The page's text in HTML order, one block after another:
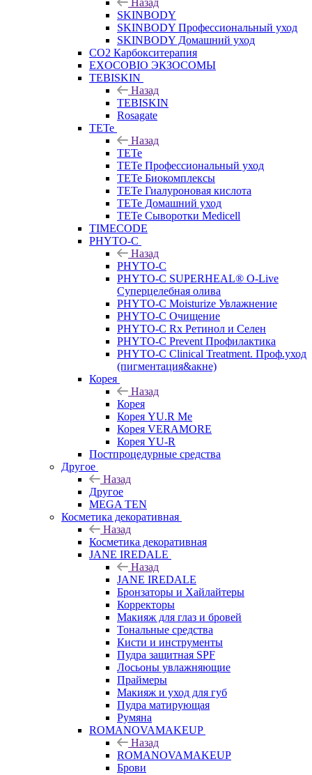
Назад
SKINBODY
SKINBODY Профессиональный уход
SKINBODY Домашний уход
CO2 Карбокситерапия
EXOCOBIO ЭКЗОСОМЫ
TEBISKIN
Назад
TEBISKIN
Rosagate
TETe
Назад
TETe
TETe Профессиональный уход
TETe Биокомплексы
TETe Гиалуроновая кислота
TETe Домашний уход
TETe Сыворотки Medicell
TIMECODE
PHYTO-C
Назад
PHYTO-C
PHYTO-C SUPERHEAL® O-Live
Суперцелебная олива
PHYTO-C Moisturize Увлажнение
PHYTO-C Очищение
PHYTO-C Rx Ретинол и Селен
PHYTO-C Prevent Профилактика
PHYTO-C Clinical Treatment. Проф.уход
(пигментация&акне)
Корея
Назад
Корея
Корея YU.R Me
Корея VERAMORE
Корея YU-R
Постпроцедурные средства
Другое
Назад
Другое
MEGA TEN
Косметика декоративная
Назад
Косметика декоративная
JANE IREDALE
Назад
JANE IREDALE
Бронзаторы и Хайлайтеры
Корректоры
Макияж для глаз и бровей
Тональные средства
Кисти и инструменты
Пудра защитная SPF
Лосьоны увлажняющие
Праймеры
Макияж и уход для губ
Пудра матирующая
Румяна
ROMANOVAMAKEUP
Назад
ROMANOVAMAKEUP
Брови